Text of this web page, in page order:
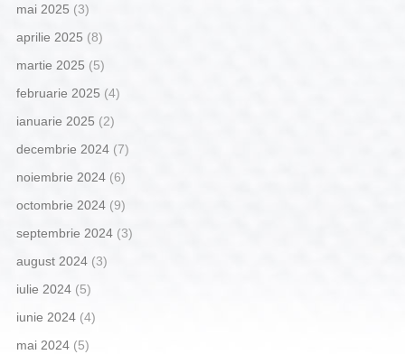
mai 2025 (3)
aprilie 2025 (8)
martie 2025 (5)
februarie 2025 (4)
ianuarie 2025 (2)
decembrie 2024(7)
noiembrie 2024(6)
octombrie 2024(9)
septembrie 2024(3)
august 2024(3)
iulie 2024(5)
iunie 2024(4)
mai 2024(5)